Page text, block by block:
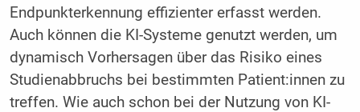
Endpunkterkennung effizienter erfasst werden.
Auch können die KI-Systeme genutzt werden, um
dynamisch Vorhersagen über das Risiko eines
Studienabbruchs bei bestimmten Patient:innen zu
treffen. Wie auch schon bei der Nutzung von KI-